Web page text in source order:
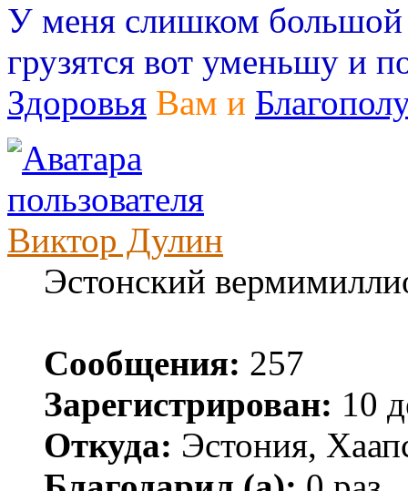
У меня слишком
грузятся вот уменьшу и
Здоровья Вам и
Виктор Дулин
Эстонский
Сообщения: 257
Зарегистрирован: 10
Откуда: Эстония,